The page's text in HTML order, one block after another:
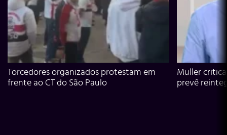
Torcedores organizados protestam em
frente ao CT do São Paulo
Muller
prevê